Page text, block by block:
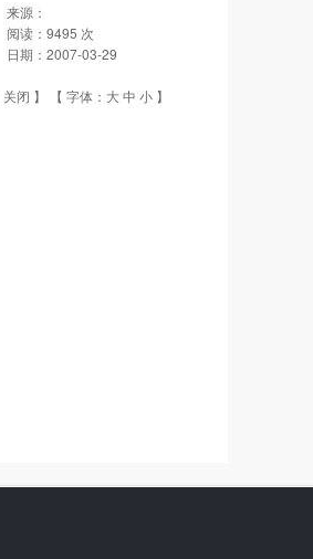
来源：
阅读： 9495 次
日期： 2007-03-29
关闭 】 【 字体： 大中 小 】